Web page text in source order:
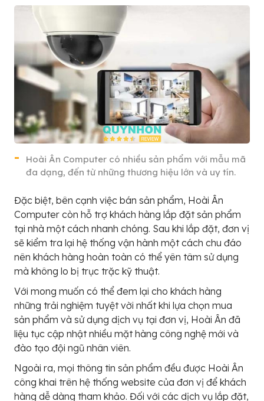
Hoài Ân Computer có nhiều sản phẩm với mẫu mã
đa dạng, đến từ những thương hiệu lớn và uy tín.
Đặc biệt, bên cạnh việc bán sản phẩm, Hoài Ân
Computer còn hỗ trợ khách hàng lắp đặt sản phẩm
tại nhà một cách nhanh chóng. Sau khi lắp đặt, đơn vị
sẽ kiểm tra lại hệ thống vận hành một cách chu đáo
nên khách hàng hoàn toàn có thể yên tâm sử dụng
mà không lo bị trục trặc kỹ thuật.
Với mong muốn có thể đem lại cho khách hàng
những trải nghiệm tuyệt vời nhất khi lựa chọn mua
sản phẩm và sử dụng dịch vụ tại đơn vị, Hoài Ân đã
liệu tục cập nhật nhiều mặt hàng công nghệ mới và
đào tạo đội ngũ nhân viên.
Ngoài ra, mọi thông tin sản phẩm đều được Hoài Ân
công khai trên hệ thống website của đơn vị để khách
hàng dễ dàng tham khảo. Đối với các dịch vụ lắp đặt,